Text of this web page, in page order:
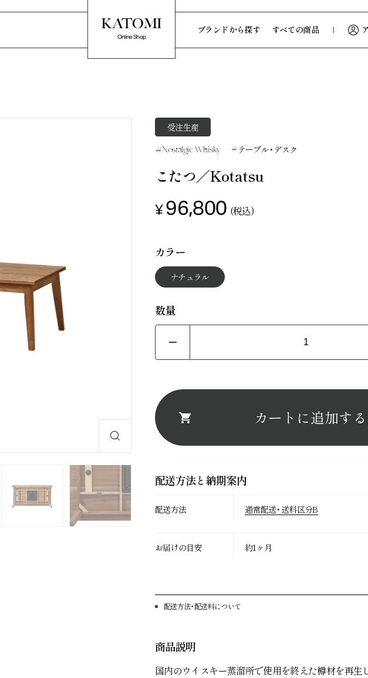
Online Shop
ブランドから探す すべての商品
News
スツール
テーブル・デスク
受注生産
Nostalgic Whisky テーブル・デスク
こたつ／Kotatsu
¥96,800 (税込)
カラー
ナチュラル
数量
カートに追加する
配送方法と納期案内
配送方法 通常配送・送料区分B
お届けの目安 約1ヶ月
配送方法・配送料について
商品説明
国内のウイスキー蒸溜所で使用を終えた樽材を再生